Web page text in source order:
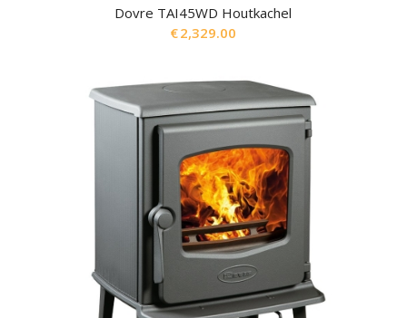
Dovre TAI45WD Houtkachel
€2,329.00